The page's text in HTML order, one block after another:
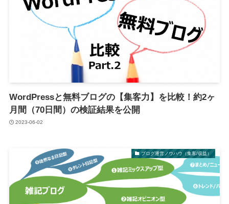
WordPressと無料ブログの【集客力】を比較！約2ヶ
月間（70日間）の検証結果を公開
2023-06-02
ブログ運営ノウハウ（集客/収益）